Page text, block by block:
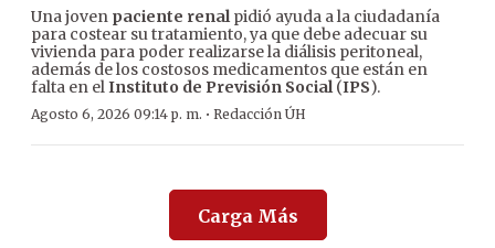
Una joven paciente renalpidió ayuda a la ciudadanía
para costear su tratamiento, ya que debe adecuar su
vivienda para poder realizarse la diálisis peritoneal,
además de los costosos medicamentos que están en
falta en elInstituto de Previsión Social(IPS).
Agosto 6, 2026 09:14 p. m. · Redacción ÚH
Carga Más